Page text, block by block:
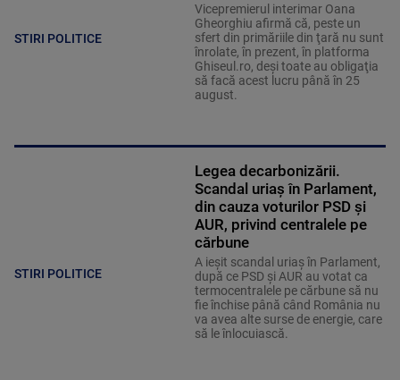
STIRI POLITICE
Vicepremierul interimar Oana
Gheorghiu afirmă că, peste un
sfert din primăriile din ţară nu sunt
înrolate, în prezent, în platforma
Ghiseul.ro, deşi toate au obligaţia
să facă acest lucru până în 25
august.
STIRI POLITICE
Legea decarbonizării.
Scandal uriaș în Parlament,
din cauza voturilor PSD și
AUR, privind centralele pe
cărbune
A ieșit scandal uriaș în Parlament,
după ce PSD și AUR au votat ca
termocentralele pe cărbune să nu
fie închise până când România nu
va avea alte surse de energie, care
să le înlocuiască.